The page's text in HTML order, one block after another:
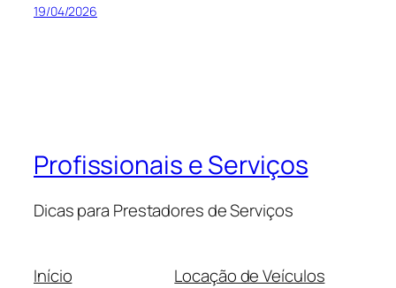
19/04/2026
Profissionais e Serviços
Dicas para Prestadores de Serviços
Início
Locação de Veículos